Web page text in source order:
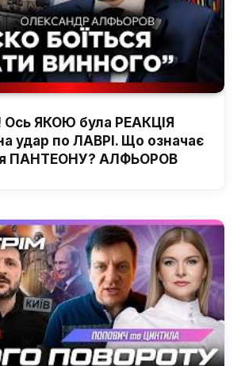
Ось ЯКОЮ була РЕАКЦІЯ
удар по ЛАВРІ. Що означає
ПАНТЕОНУ? АЛФЬОРОВ